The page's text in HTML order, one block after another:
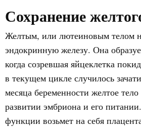
Сохранение
Желтым, или лютеиновым телом
эндокринную железу. Она
когда созревшая яйцеклетка
в текущем цикле случилось
месяца беременности желтое тело
развитии эмбриона и его
функции возьмет на себя